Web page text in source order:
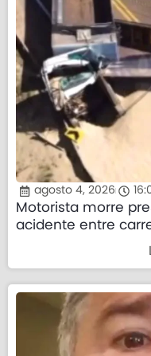
agosto 4, 2026
Motorista morre
acidente entre